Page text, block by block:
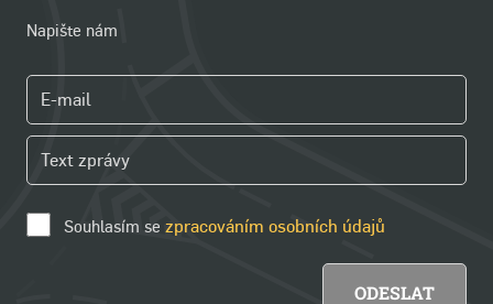
Napište nám
Souhlasím se zpracováním osobních údajů